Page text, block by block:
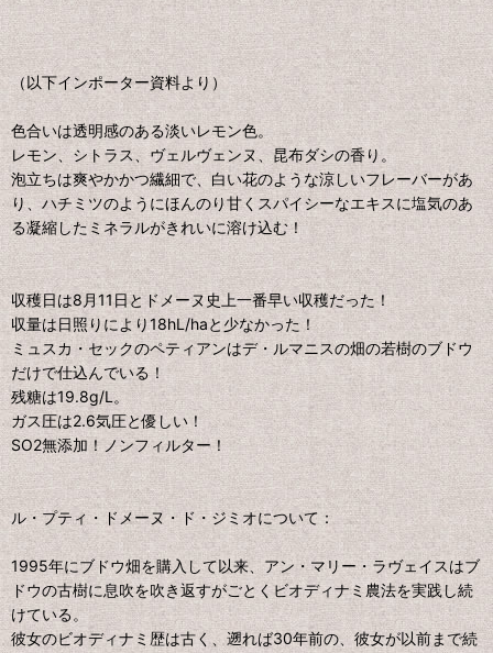
（以下インポーター資料より）
色合いは透明感のある淡いレモン色。
レモン、シトラス、ヴェルヴェンヌ、昆布ダシの香り。
泡立ちは爽やかかつ繊細で、白い花のような涼しいフレーバーがあ
り、ハチミツのようにほんのり甘くスパイシーなエキスに塩気のあ
る凝縮したミネラルがきれいに溶け込む！
収穫日は8月11日とドメーヌ史上一番早い収穫だった！
収量は日照りにより18hL/haと少なかった！
ミュスカ・セックのペティアンはデ・ルマニスの畑の若樹のブドウ
だけで仕込んでいる！
残糖は19.8g/L。
ガス圧は2.6気圧と優しい！
SO2無添加！ノンフィルター！
ル・プティ・ドメーヌ・ド・ジミオについて：
1995年にブドウ畑を購⼊して以来、アン・マリー・ラヴェイスはブ
ドウの古樹に息吹を吹き返すがごとくビオディナミ農法を実践し続
けている。
彼⼥のビオディナミ歴は古く、遡れば30年前の、彼⼥が以前まで続